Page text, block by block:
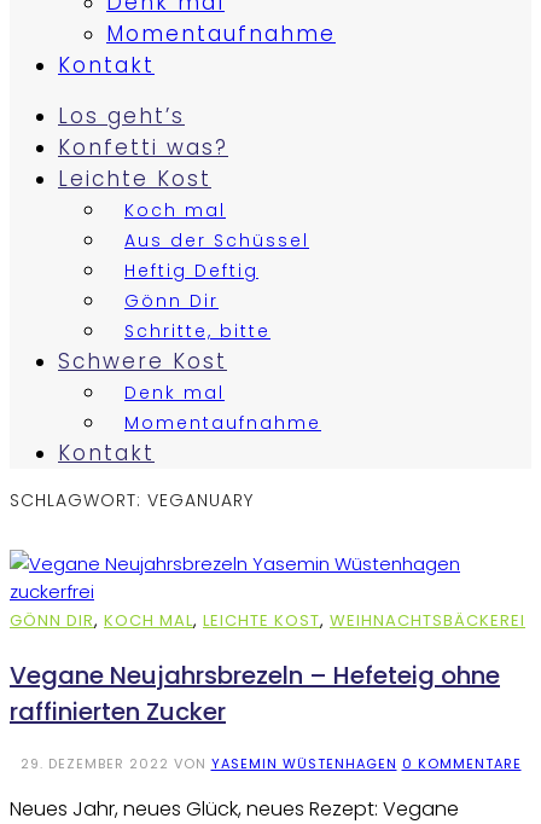
Momentaufnahme
Kontakt
Los geht’s
Konfetti was?
Leichte Kost
Koch mal
Aus der Schüssel
Heftig Deftig
Gönn Dir
Schritte, bitte
Schwere Kost
Denk mal
Momentaufnahme
Kontakt
SCHLAGWORT: VEGANUARY
GÖNN DIR, KOCH MAL, LEICHTE KOST, WEIHNACHTSBÄCKEREI
Vegane Neujahrsbrezeln – Hefeteig ohne
raffinierten Zucker
29. DEZEMBER 2022 VON YASEMIN WÜSTENHAGEN 0 KOMMENTARE
Neues Jahr, neues Glück, neues Rezept: Vegane